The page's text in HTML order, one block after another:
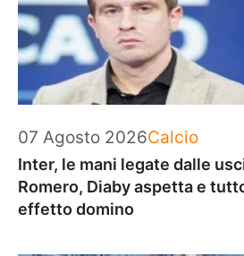
07 Agosto 2026Categorie
Calcio
Inter, le mani legate dalle
Romero, Diaby aspetta e
effetto domino